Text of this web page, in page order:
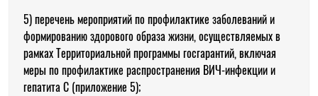
5) перечень мероприятий по профилактике заболеваний и
формированию здорового образа жизни, осуществляемых в
рамках Территориальной программы госгарантий, включая
меры по профилактике распространения ВИЧ-инфекции и
гепатита С (приложение 5);